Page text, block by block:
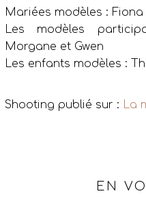
Mariées modèles :
Les modèles
Morgane et Gwen
Les enfants modèles :
Shooting publié sur : La
EN